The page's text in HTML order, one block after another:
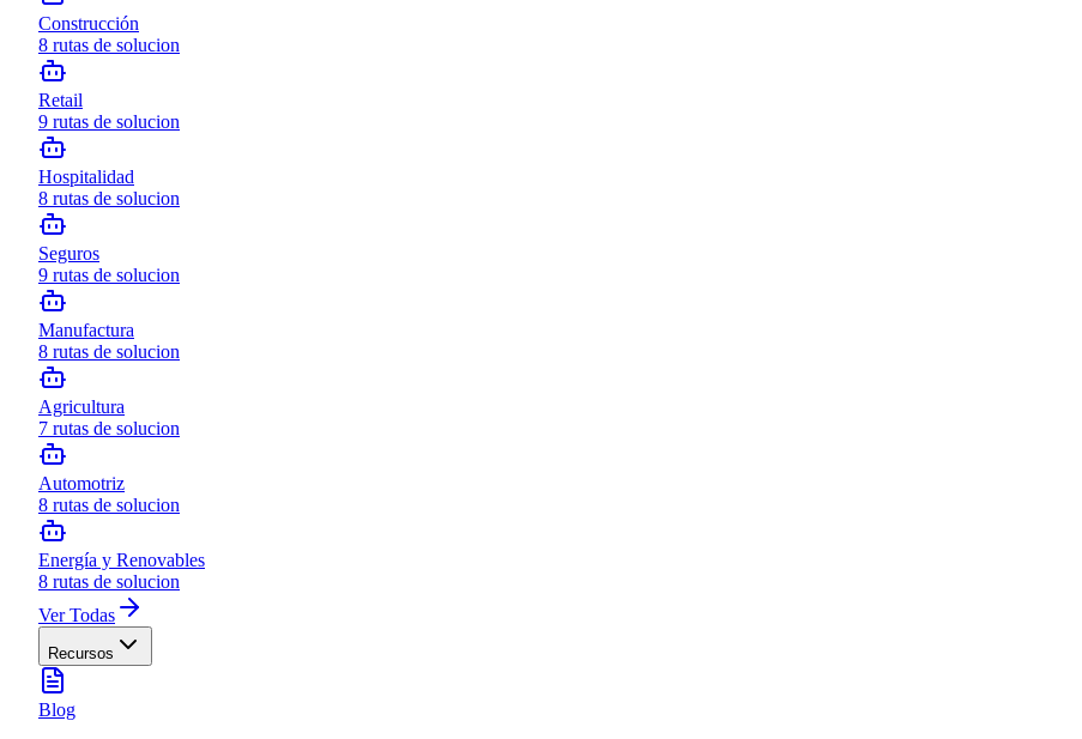
Construcción
8 rutas de solucion
Retail
9 rutas de solucion
Hospitalidad
8 rutas de solucion
Seguros
9 rutas de solucion
Manufactura
8 rutas de solucion
Agricultura
7 rutas de solucion
Automotriz
8 rutas de solucion
Energía y Renovables
8 rutas de solucion
Ver Todas
Recursos
Blog